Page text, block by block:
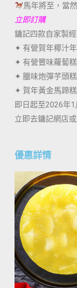
馬年將至，當
立即訂購
鏞記四款自家製
✦ 有營賀年椰汁
✦ 有營豐味蘿蔔糕
✦ 臘味炮彈芋頭糕
✦ 賀年黃金馬蹄糕
即日起至2026年
立即去鏞記網店
優惠詳情